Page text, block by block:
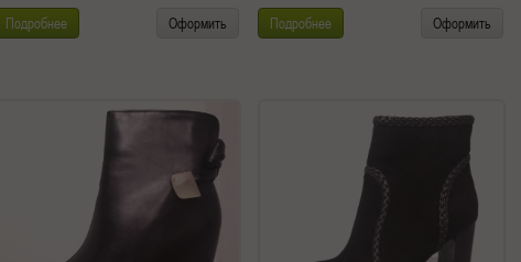
Подробнее Оформить Подробнее Оформить